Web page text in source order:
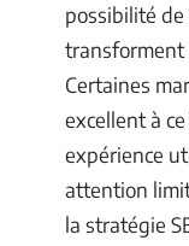
possibilité
transforment
Certaines
excellent à
expérience
attention
la stratégie